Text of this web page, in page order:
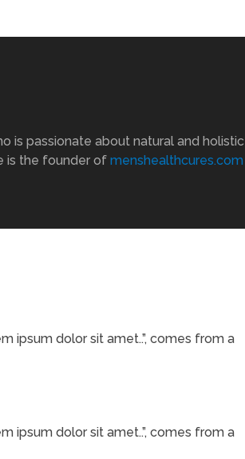
is passionate about natural and holistic
is the founder of menshealthcures.com
ipsum dolor sit amet..”, comes from a
ipsum dolor sit amet..”, comes from a